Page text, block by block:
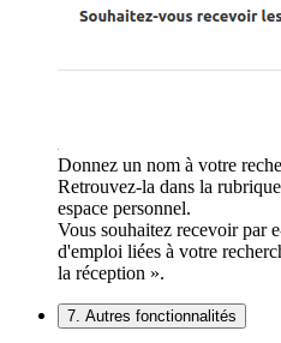
Donnez un nom à votre
Retrouvez-la dans la
espace personnel.
Vous souhaitez recevoir par
d'emploi liées à votre
la réception ».
7. Autres fonctionnalités